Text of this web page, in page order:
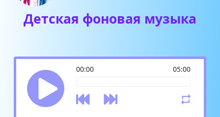
Детская фоновая музыка
00:00 05:00